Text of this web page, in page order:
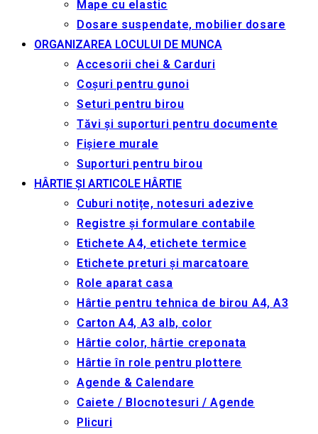
Mape cu elastic
Dosare suspendate, mobilier dosare
ORGANIZAREA LOCULUI DE MUNCA
Accesorii chei & Сarduri
Coșuri pentru gunoi
Seturi pentru birou
Tăvi și suporturi pentru documente
Fișiere murale
Suporturi pentru birou
HÂRTIE ȘI ARTICOLE HÂRTIE
Cuburi notițe, notesuri adezive
Registre și formulare contabile
Etichete A4, etichete termice
Etichete preturi și marcatoare
Role aparat casa
Hârtie pentru tehnica de birou A4, A3
Carton A4, A3 alb, color
Hârtie color, hârtie creponata
Hârtie în role pentru plottere
Agende & Calendare
Caiete / Blocnotesuri / Agende
Plicuri